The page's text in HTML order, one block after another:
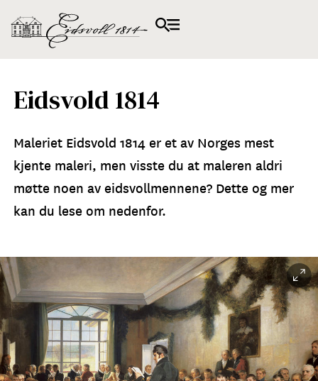
Eidsvold 1814
Maleriet Eidsvold 1814 er et av Norges mest
kjente maleri, men visste du at maleren aldri
møtte noen av eidsvollmennene? Dette og mer
kan du lese om nedenfor.